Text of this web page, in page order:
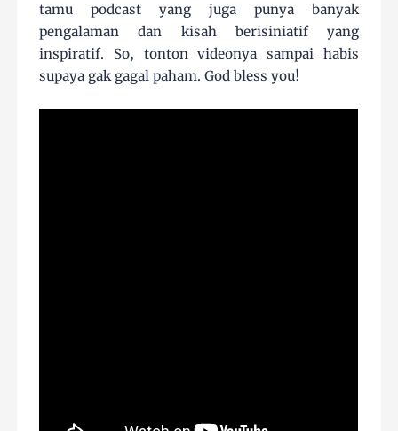
tamu podcast yang juga punya banyak
pengalaman dan kisah berisiniatif yang
inspiratif. So, tonton videonya sampai habis
supaya gak gagal paham. God bless you!